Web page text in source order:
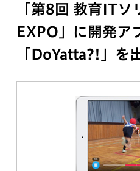
「第8回 教育ITソ
EXPO」に開発ア
「DoYatta?!」を